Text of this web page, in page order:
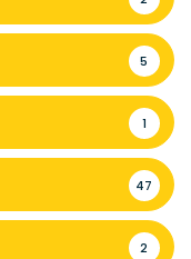
5
1
47
2